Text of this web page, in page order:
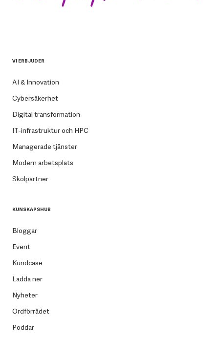
VI ERBJUDER
AI & Innovation
Cybersäkerhet
Digital transformation
IT-infrastruktur och HPC
Managerade tjänster
Modern arbetsplats
Skolpartner
KUNSKAPSHUB
Bloggar
Event
Kundcase
Ladda ner
Nyheter
Ordförrådet
Poddar